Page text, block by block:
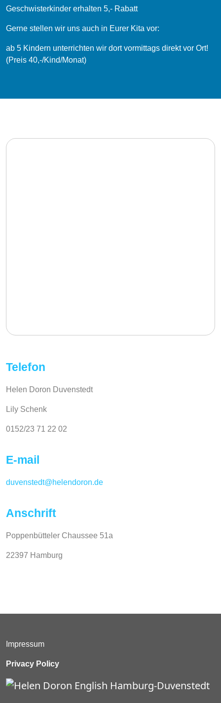
Geschwisterkinder erhalten 5,- Rabatt
Gerne stellen wir uns auch in Eurer Kita vor:
ab 5 Kindern unterrichten wir dort vormittags direkt vor Ort!
(Preis 40,-/Kind/Monat)
Telefon
Helen Doron Duvenstedt
Lily Schenk
0152/23 71 22 02
E-mail
duvenstedt@helendoron.de
Anschrift
Poppenbütteler Chaussee 51a
22397 Hamburg
Impressum
Privacy Policy